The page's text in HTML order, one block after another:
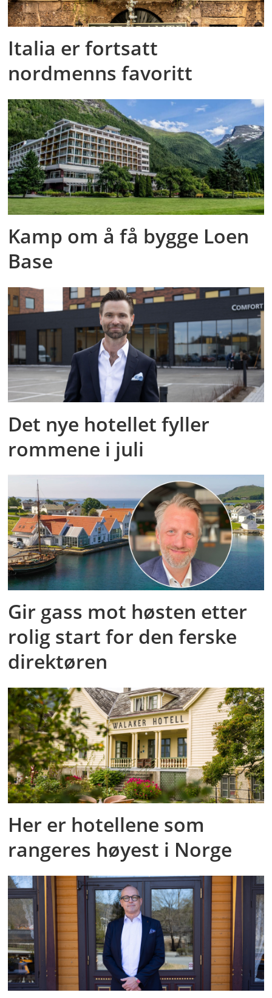
Italia er fortsatt
nordmenns favoritt
Kamp om å få bygge Loen
Base
Det nye hotellet fyller
rommene i juli
Gir gass mot høsten etter
rolig start for den ferske
direktøren
Her er hotellene som
rangeres høyest i Norge